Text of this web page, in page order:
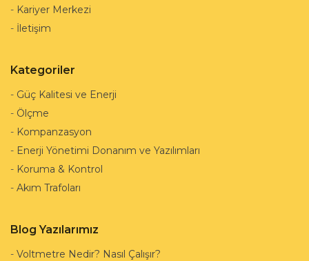
- Kariyer Merkezi
- İletişim
Kategoriler
- Güç Kalitesi ve Enerji
- Ölçme
- Kompanzasyon
- Enerji Yönetimi Donanım ve Yazılımları
- Koruma & Kontrol
- Akım Trafoları
Blog Yazılarımız
- Voltmetre Nedir? Nasıl Çalışır?